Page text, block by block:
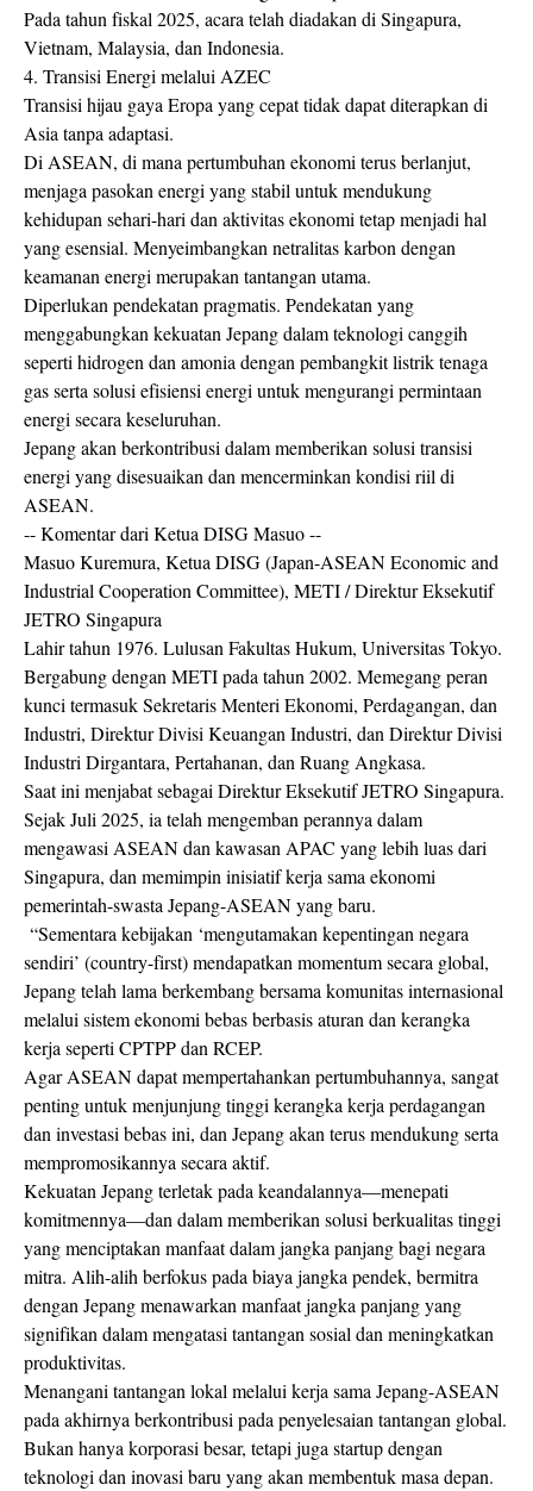
Pada tahun fiskal 2025, acara telah diadakan di Singapura,
Vietnam, Malaysia, dan Indonesia.
4. Transisi Energi melalui AZEC
Transisi hijau gaya Eropa yang cepat tidak dapat diterapkan di
Asia tanpa adaptasi.
Di ASEAN, di mana pertumbuhan ekonomi terus berlanjut,
menjaga pasokan energi yang stabil untuk mendukung
kehidupan sehari-hari dan aktivitas ekonomi tetap menjadi hal
yang esensial. Menyeimbangkan netralitas karbon dengan
keamanan energi merupakan tantangan utama.
Diperlukan pendekatan pragmatis. Pendekatan yang
menggabungkan kekuatan Jepang dalam teknologi canggih
seperti hidrogen dan amonia dengan pembangkit listrik tenaga
gas serta solusi efisiensi energi untuk mengurangi permintaan
energi secara keseluruhan.
Jepang akan berkontribusi dalam memberikan solusi transisi
energi yang disesuaikan dan mencerminkan kondisi riil di
ASEAN.
-- Komentar dari Ketua DISG Masuo --
Masuo Kuremura, Ketua DISG (Japan-ASEAN Economic and
Industrial Cooperation Committee), METI / Direktur Eksekutif
JETRO Singapura
Lahir tahun 1976. Lulusan Fakultas Hukum, Universitas Tokyo.
Bergabung dengan METI pada tahun 2002. Memegang peran
kunci termasuk Sekretaris Menteri Ekonomi, Perdagangan, dan
Industri, Direktur Divisi Keuangan Industri, dan Direktur Divisi
Industri Dirgantara, Pertahanan, dan Ruang Angkasa.
Saat ini menjabat sebagai Direktur Eksekutif JETRO Singapura.
Sejak Juli 2025, ia telah mengemban perannya dalam
mengawasi ASEAN dan kawasan APAC yang lebih luas dari
Singapura, dan memimpin inisiatif kerja sama ekonomi
pemerintah-swasta Jepang-ASEAN yang baru.
“Sementara kebijakan ‘mengutamakan kepentingan negara
sendiri’ (country-first) mendapatkan momentum secara global,
Jepang telah lama berkembang bersama komunitas internasional
melalui sistem ekonomi bebas berbasis aturan dan kerangka
kerja seperti CPTPP dan RCEP.
Agar ASEAN dapat mempertahankan pertumbuhannya, sangat
penting untuk menjunjung tinggi kerangka kerja perdagangan
dan investasi bebas ini, dan Jepang akan terus mendukung serta
mempromosikannya secara aktif.
Kekuatan Jepang terletak pada keandalannya—menepati
komitmennya—dan dalam memberikan solusi berkualitas tinggi
yang menciptakan manfaat dalam jangka panjang bagi negara
mitra. Alih-alih berfokus pada biaya jangka pendek, bermitra
dengan Jepang menawarkan manfaat jangka panjang yang
signifikan dalam mengatasi tantangan sosial dan meningkatkan
produktivitas.
Menangani tantangan lokal melalui kerja sama Jepang-ASEAN
pada akhirnya berkontribusi pada penyelesaian tantangan global.
Bukan hanya korporasi besar, tetapi juga startup dengan
teknologi dan inovasi baru yang akan membentuk masa depan.